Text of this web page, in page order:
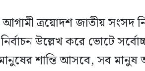
ত্রয়োদশ জাতীয় সংসদ
উল্লেখ করে ভোটে
শান্তি আসবে, সব মানুষ